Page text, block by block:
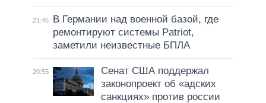
21:45
В Германии над военной базой, где
ремонтируют системы Patriot,
заметили неизвестные БПЛА
20:55
Сенат США поддержал
законопроект об «адских
санкциях» против россии